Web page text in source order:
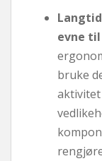
evne
bruke